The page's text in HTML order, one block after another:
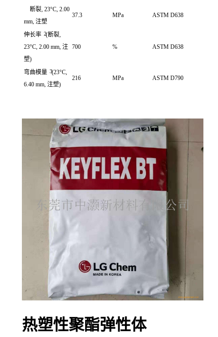
断裂, 23°C, 2.00
mm, 注塑
37.3 MPa ASTM D638
伸长率 2(断裂,
23°C, 2.00 mm, 注
塑)
700 % ASTM D638
弯曲模量 3(23°C,
6.40 mm, 注塑)
216 MPa ASTM D790
热塑性聚酯弹性体